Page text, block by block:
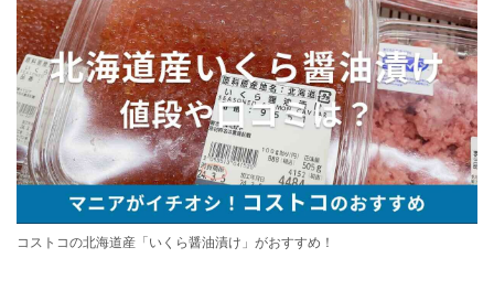
コストコの北海道産「いくら醤油漬け」がおすすめ！